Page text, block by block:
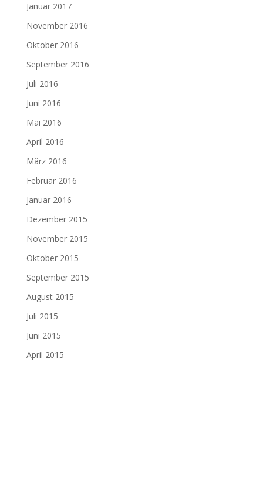
Januar 2017
November 2016
Oktober 2016
September 2016
Juli 2016
Juni 2016
Mai 2016
April 2016
März 2016
Februar 2016
Januar 2016
Dezember 2015
November 2015
Oktober 2015
September 2015
August 2015
Juli 2015
Juni 2015
April 2015